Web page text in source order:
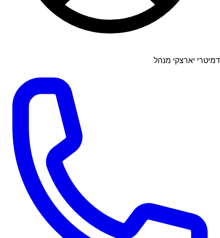
דמיטרי יארצקי מנהל